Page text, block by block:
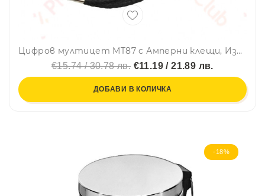
Цифров мултицет MT87 с Амперни клещи, Измервателни клещи, AC/DC Тестер за напрежение
€15.74 / 30.78 лв.€11.19 / 21.89 лв.
ДОБАВИ В КОЛИЧКА
-18%